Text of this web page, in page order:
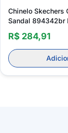
Chinelo Skechers
Sandal 894342br
R$ 284,91